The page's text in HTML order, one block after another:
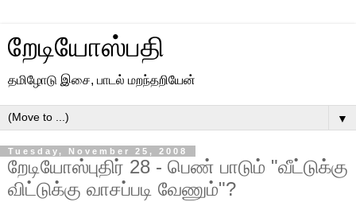
றேடியோஸ்பதி
தமிழோடு இசை, பாடல் மறந்தறியேன்
▼
Tuesday, November 25, 2008
றேடியோஸ்புதிர் 28 - பெண் பாடும் "வீட்டுக்கு
விட்டுக்கு வாசப்படி வேணும்"?